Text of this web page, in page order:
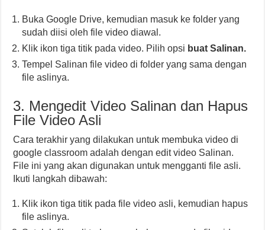
Buka Google Drive, kemudian masuk ke folder yang
sudah diisi oleh file video diawal.
Klik ikon tiga titik pada video. Pilih opsi buat Salinan.
Tempel Salinan file video di folder yang sama dengan
file aslinya.
3. Mengedit Video Salinan dan Hapus
File Video Asli
Cara terakhir yang dilakukan untuk membuka video di
google classroom adalah dengan edit video Salinan.
File ini yang akan digunakan untuk mengganti file asli.
Ikuti langkah dibawah:
Klik ikon tiga titik pada file video asli, kemudian hapus
file aslinya.